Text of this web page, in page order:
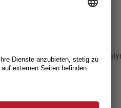
Spielerinnen und Spieler an
bei Europa- und
werden durch Swiss